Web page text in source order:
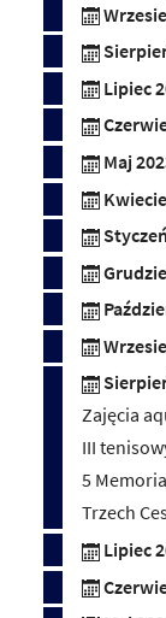
Lipiec
Maj
Zajęcia
III
5
Trzech
Lipiec